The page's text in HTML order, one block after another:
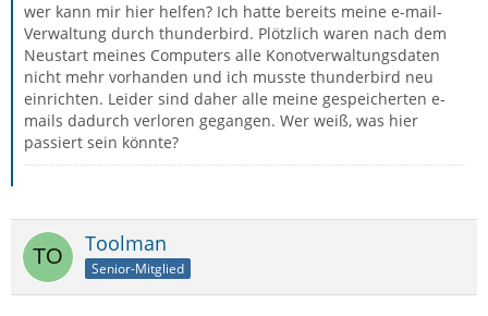
wer kann mir hier helfen? Ich hatte bereits meine e-mail-
Verwaltung durch thunderbird. Plötzlich waren nach dem
Neustart meines Computers alle Konotverwaltungsdaten
nicht mehr vorhanden und ich musste thunderbird neu
einrichten. Leider sind daher alle meine gespeicherten e-
mails dadurch verloren gegangen. Wer weiß, was hier
passiert sein könnte?
Toolman
Senior-Mitglied